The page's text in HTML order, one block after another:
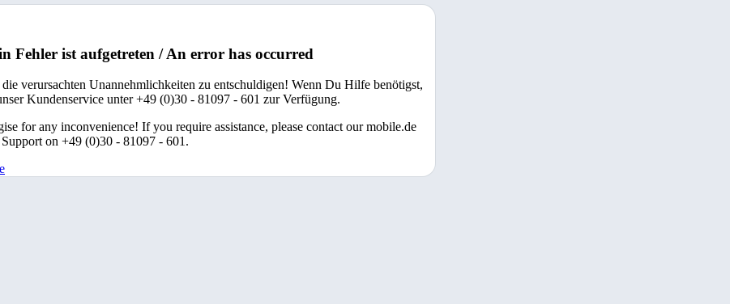
Fehler ist aufgetreten / An error has occurred
verursachten Unannehmlichkeiten zu entschuldigen! Wenn Du Hilfe benötigst,
Kundenservice unter +49 (0)30 - 81097 - 601 zur Verfügung.
for any inconvenience! If you require assistance, please contact our mobile.de
on +49 (0)30 - 81097 - 601.